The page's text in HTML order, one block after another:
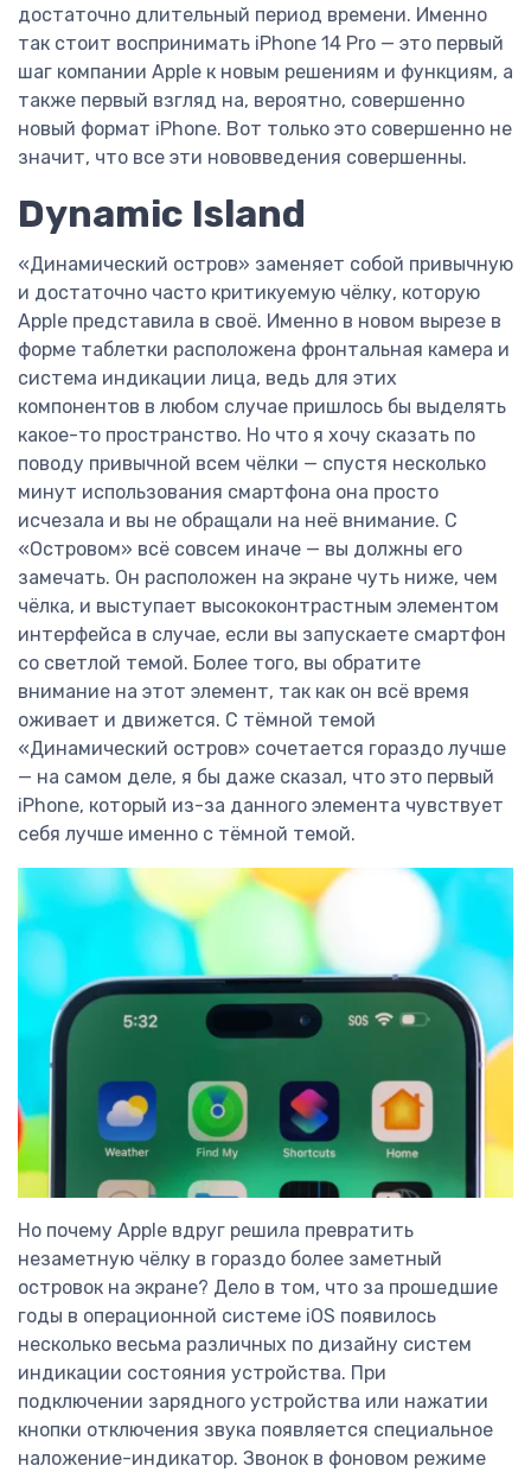
достаточно длительный период времени. Именно
так стоит воспринимать iPhone 14 Pro — это первый
шаг компании Apple к новым решениям и функциям, а
также первый взгляд на, вероятно, совершенно
новый формат iPhone. Вот только это совершенно не
значит, что все эти нововведения совершенны.
Dynamic Island
«Динамический остров» заменяет собой привычную
и достаточно часто критикуемую чёлку, которую
Apple представила в своё. Именно в новом вырезе в
форме таблетки расположена фронтальная камера и
система индикации лица, ведь для этих
компонентов в любом случае пришлось бы выделять
какое-то пространство. Но что я хочу сказать по
поводу привычной всем чёлки — спустя несколько
минут использования смартфона она просто
исчезала и вы не обращали на неё внимание. С
«Островом» всё совсем иначе — вы должны его
замечать. Он расположен на экране чуть ниже, чем
чёлка, и выступает высококонтрастным элементом
интерфейса в случае, если вы запускаете смартфон
со светлой темой. Более того, вы обратите
внимание на этот элемент, так как он всё время
оживает и движется. С тёмной темой
«Динамический остров» сочетается гораздо лучше
— на самом деле, я бы даже сказал, что это первый
iPhone, который из-за данного элемента чувствует
себя лучше именно с тёмной темой.
Но почему Apple вдруг решила превратить
незаметную чёлку в гораздо более заметный
островок на экране? Дело в том, что за прошедшие
годы в операционной системе iOS появилось
несколько весьма различных по дизайну систем
индикации состояния устройства. При
подключении зарядного устройства или нажатии
кнопки отключения звука появляется специальное
наложение-индикатор. Звонок в фоновом режиме